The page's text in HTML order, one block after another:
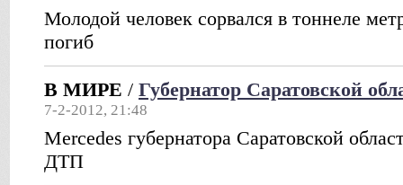
Молодой человек сорвался в тоннеле
погиб
В МИРЕ / Губернатор Саратовской
7-2-2012, 21:48
Mercedes губернатора Саратовской
ДТП